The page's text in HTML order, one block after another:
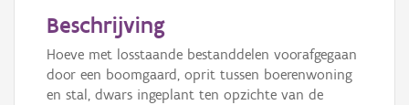
Beschrijving
Hoeve met losstaande bestanddelen voorafgegaan
door een boomgaard, oprit tussen boerenwoning
en stal, dwars ingeplant ten opzichte van de